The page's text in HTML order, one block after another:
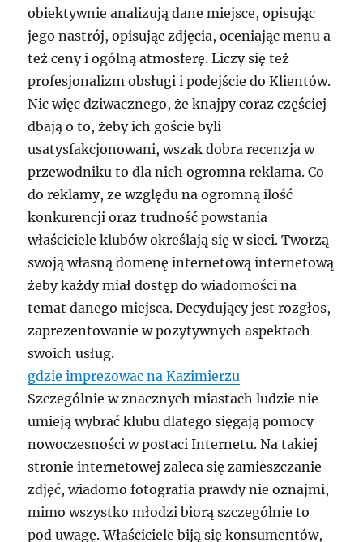
obiektywnie analizują dane miejsce, opisując
jego nastrój, opisując zdjęcia, oceniając menu a
też ceny i ogólną atmosferę. Liczy się też
profesjonalizm obsługi i podejście do Klientów.
Nic więc dziwacznego, że knajpy coraz częściej
dbają o to, żeby ich goście byli
usatysfakcjonowani, wszak dobra recenzja w
przewodniku to dla nich ogromna reklama. Co
do reklamy, ze względu na ogromną ilość
konkurencji oraz trudność powstania
właściciele klubów określają się w sieci. Tworzą
swoją własną domenę internetową internetową
żeby każdy miał dostęp do wiadomości na
temat danego miejsca. Decydujący jest rozgłos,
zaprezentowanie w pozytywnych aspektach
swoich usług.
gdzie imprezowac na Kazimierzu
Szczególnie w znacznych miastach ludzie nie
umieją wybrać klubu dlatego sięgają pomocy
nowoczesności w postaci Internetu. Na takiej
stronie internetowej zaleca się zamieszczanie
zdjęć, wiadomo fotografia prawdy nie oznajmi,
mimo wszystko młodzi biorą szczególnie to
pod uwagę. Właściciele biją się konsumentów,